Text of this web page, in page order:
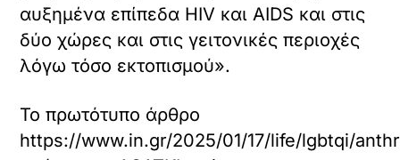
αυξημένα επίπεδα HIV και AIDS και στις
δύο χώρες και στις γειτονικές περιοχές
λόγω τόσο εκτοπισμού».
Το πρωτότυπο άρθρο
https://www.in.gr/2025/01/17/life/lgbtqi/